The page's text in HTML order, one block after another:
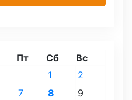
Пт Сб Вс
1
2
7 8
9